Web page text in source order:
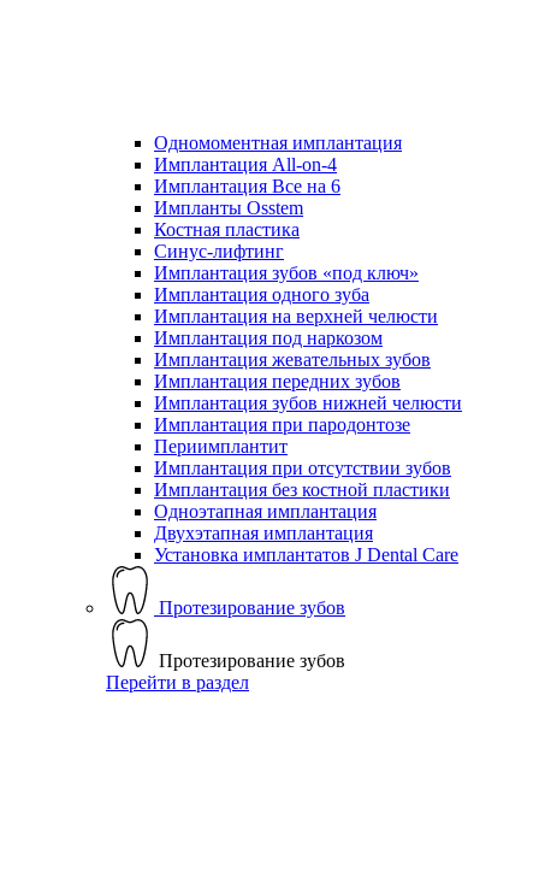
Одномоментная имплантация
Имплантация All-on-4
Имплантация Все на 6
Импланты Osstem
Костная пластика
Синус-лифтинг
Имплантация зубов «под ключ»
Имплантация одного зуба
Имплантация на верхней челюсти
Имплантация под наркозом
Имплантация жевательных зубов
Имплантация передних зубов
Имплантация зубов нижней челюсти
Имплантация при пародонтозе
Периимплантит
Имплантация при отсутствии зубов
Имплантация без костной пластики
Одноэтапная имплантация
Двухэтапная имплантация
Установка имплантатов J Dental Care
Протезирование зубов
Протезирование зубов
Перейти в раздел